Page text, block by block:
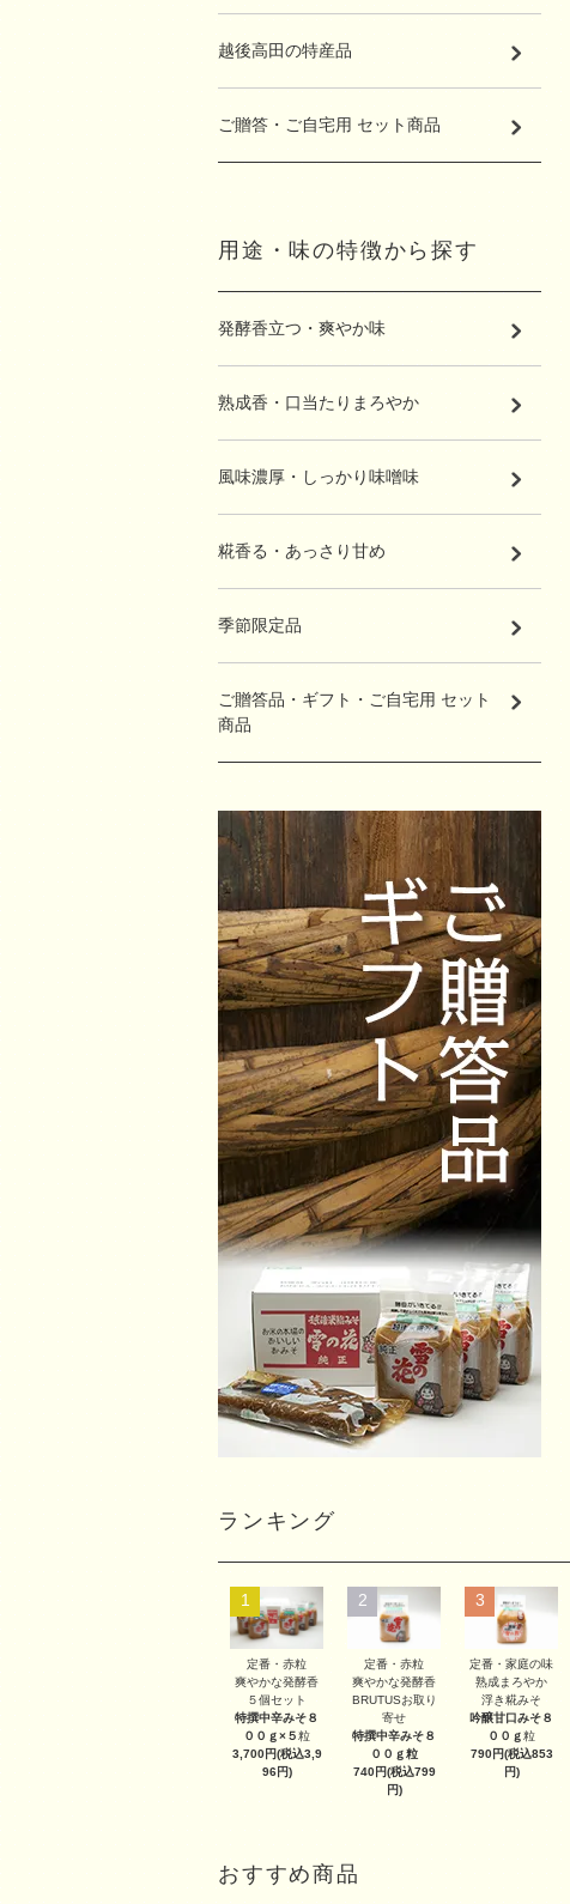
越後高田の特産品
ご贈答・ご自宅用 セット商品
用途・味の特徴から探す
発酵香立つ・爽やか味
熟成香・口当たりまろやか
風味濃厚・しっかり味噌味
糀香る・あっさり甘め
季節限定品
ご贈答品・ギフト・ご自宅用 セット
商品
ランキング
1
定番・赤粒
爽やかな発酵香
５個セット
特撰中辛みそ８
００ｇ×５粒
3,700円(税込3,9
96円)
2
定番・赤粒
爽やかな発酵香
BRUTUSお取り
寄せ
特撰中辛みそ８
００ｇ粒
740円(税込799
円)
3
定番・家庭の味
熟成まろやか
浮き糀みそ
吟醸甘口みそ８
００ｇ粒
790円(税込853
円)
おすすめ商品